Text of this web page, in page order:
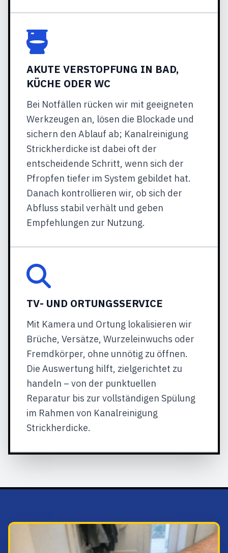
AKUTE VERSTOPFUNG IN BAD,
KÜCHE ODER WC
Bei Notfällen rücken wir mit geeigneten
Werkzeugen an, lösen die Blockade und
sichern den Ablauf ab; Kanalreinigung
Strickherdicke ist dabei oft der
entscheidende Schritt, wenn sich der
Pfropfen tiefer im System gebildet hat.
Danach kontrollieren wir, ob sich der
Abfluss stabil verhält und geben
Empfehlungen zur Nutzung.
TV- UND ORTUNGSSERVICE
Mit Kamera und Ortung lokalisieren wir
Brüche, Versätze, Wurzeleinwuchs oder
Fremdkörper, ohne unnötig zu öffnen.
Die Auswertung hilft, zielgerichtet zu
handeln – von der punktuellen
Reparatur bis zur vollständigen Spülung
im Rahmen von Kanalreinigung
Strickherdicke.